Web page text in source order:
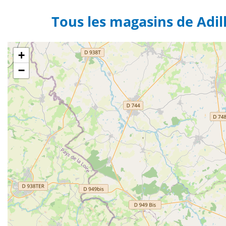
Tous les magasins de
+
−